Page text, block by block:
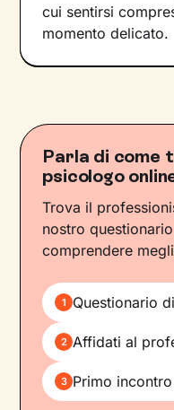
cui sentirsi
momento delicato.
Parla di come
psicologo
Trova il
nostro
comprendere
1 Questionario
2 Affidati al
3 Primo